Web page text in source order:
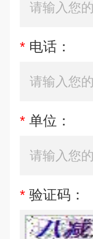
* 电话：
* 单位：
* 验证码：